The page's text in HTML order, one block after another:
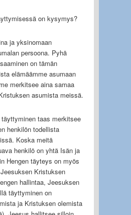
on kysymys?
ja yksinomaan
persoona. Pyhä
on tämän
elämäämme asumaan
merkitsee aina samaa
asumista meissä.
taas merkitsee
henkilön todellista
Koska meitä
henkilö on yhtä Isän ja
Hengen täyteys on myös
Kristuksen
hallintaa, Jeesuksen
täyttyminen on
ja Kristuksen olemista